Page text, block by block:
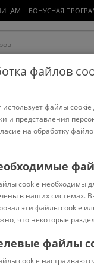
БОНУСНАЯ
Работа и офис
и термогигрометры
файлов
файлы cookie
и представления
на обработку
cookie необходимы
в наших системах.
эти файлы cookie
что некоторые
файлы
cookie